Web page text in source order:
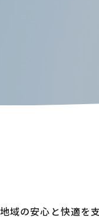
域の安心と快適を